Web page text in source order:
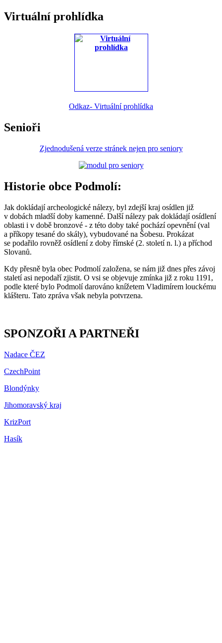
Virtuální prohlídka
Odkaz- Virtuální prohlídka
Senioři
Zjednodušená verze stránek nejen pro seniory
Historie obce Podmolí:
Jak dokládají archeologické nálezy, byl zdejší kraj osídlen již
v dobách mladší doby kamenné. Další nálezy pak dokládají osídlení
oblasti i v době bronzové - z této doby také pochází opevnění (val
a příkopy tesané do skály), vybudované na Šobesu. Prokázat
se podařilo rovněž osídlení z doby římské (2. století n. l.) a příchod
Slovanů.
Kdy přesně byla obec Podmolí založena, se nám již dnes přes závoj
staletí asi nepodaří zjistit. O vsi se objevuje zmínka již z roku 1191,
podle které bylo Podmolí darováno knížetem Vladimírem louckému
klášteru. Tato zpráva však nebyla potvrzena.
SPONZOŘI A PARTNEŘI
Nadace ČEZ
CzechPoint
Blondýnky
Jihomoravský kraj
KrizPort
Hasík